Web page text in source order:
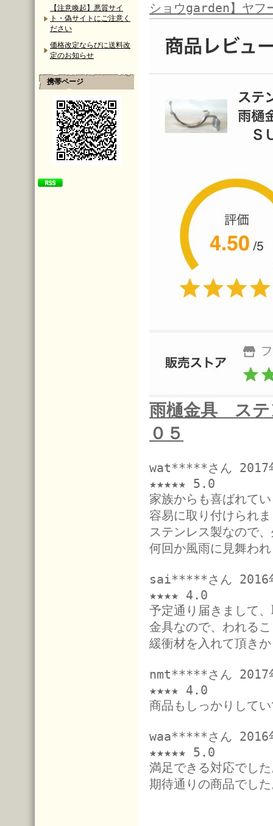
【注意喚起】悪質サイ
ト・偽サイトにご注意く
ださい
価格改定ならびに送料改
定のお知らせ
携帯ページ
ショウgarden】ヤフ
雨樋金具 ス
０５
wat*****さん 2017
★★★★★ 5.0
家族からも喜ばれて
容易に取り付けられ
ステンレス製なので
何回か風雨に見舞わ
sai*****さん 2016
★★★★ 4.0
予定通り届きまして
金具なので、われる
緩衝材を入れて頂き
nmt*****さん 2017
★★★★ 4.0
商品もしっかりして
waa*****さん 2016
★★★★★ 5.0
満足できる対応でし
期待通りの商品でし